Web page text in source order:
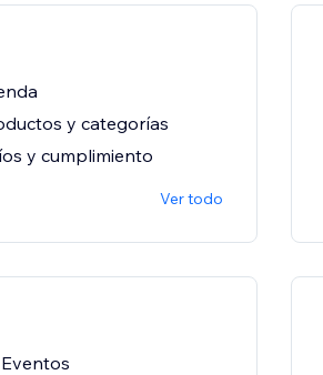
y categorías
y cumplimiento
Ver todo